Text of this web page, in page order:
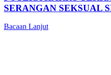
SERANGAN SEKSUAL
Bacaan Lanjut